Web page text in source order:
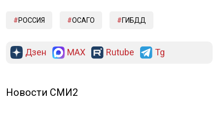
РОССИЯ ОСАГО ГИБДД
Дзен MAX Rutube Tg
Новости СМИ2